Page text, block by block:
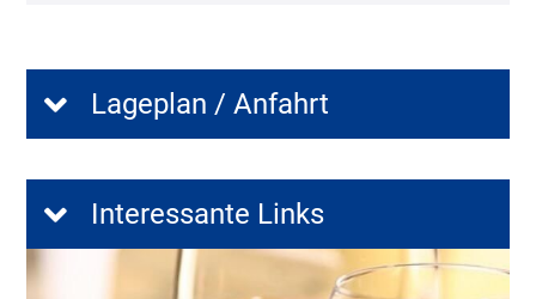
Lageplan / Anfahrt
Interessante Links